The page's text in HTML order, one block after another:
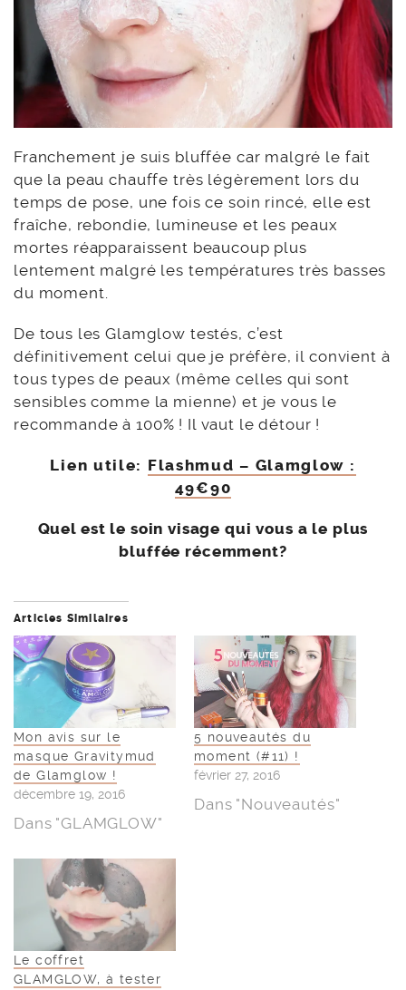
Franchement je suis bluffée car malgré le fait
que la peau chauffe très légèrement lors du
temps de pose, une fois ce soin rincé, elle est
fraîche, rebondie, lumineuse et les peaux
mortes réapparaissent beaucoup plus
lentement malgré les températures très basses
du moment.
De tous les Glamglow testés, c’est
définitivement celui que je préfère, il convient à
tous types de peaux (même celles qui sont
sensibles comme la mienne) et je vous le
recommande à 100% ! Il vaut le détour !
Lien utile: Flashmud – Glamglow :
49€90
Quel est le soin visage qui vous a le plus
bluffée récemment?
Articles Similaires
Mon avis sur le
masque Gravitymud
de Glamglow !
décembre 19, 2016
Dans "GLAMGLOW"
5 nouveautés du
moment (#11) !
février 27, 2016
Dans "Nouveautés"
Le coffret
GLAMGLOW, à tester